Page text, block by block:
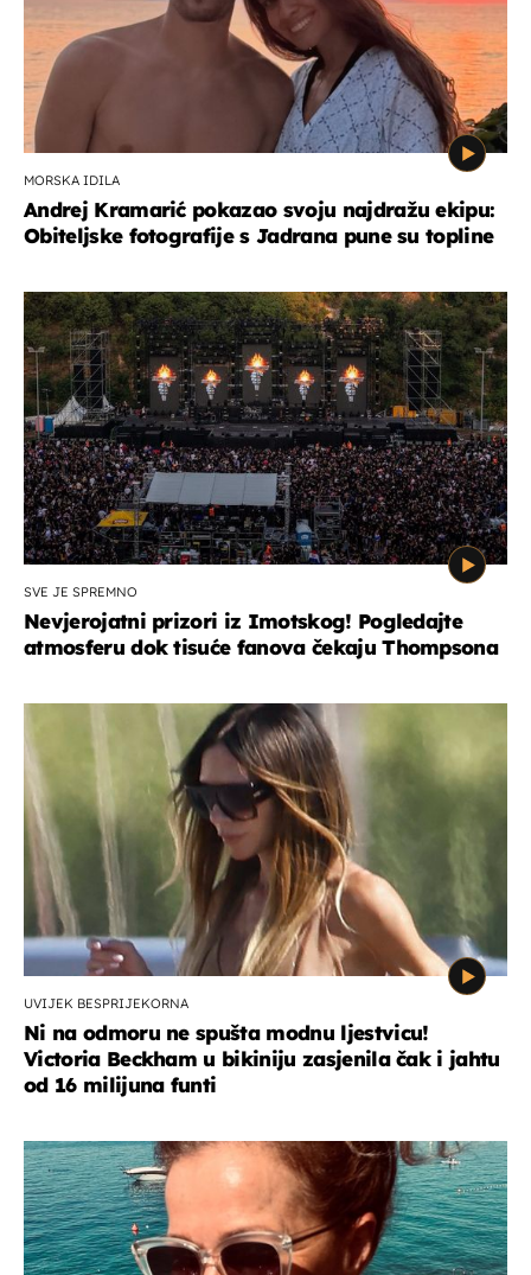
MORSKA IDILA
Andrej Kramarić pokazao svoju najdražu ekipu:
Obiteljske fotografije s Jadrana pune su topline
SVE JE SPREMNO
Nevjerojatni prizori iz Imotskog! Pogledajte
atmosferu dok tisuće fanova čekaju Thompsona
UVIJEK BESPRIJEKORNA
Ni na odmoru ne spušta modnu ljestvicu!
Victoria Beckham u bikiniju zasjenila čak i jahtu
od 16 milijuna funti